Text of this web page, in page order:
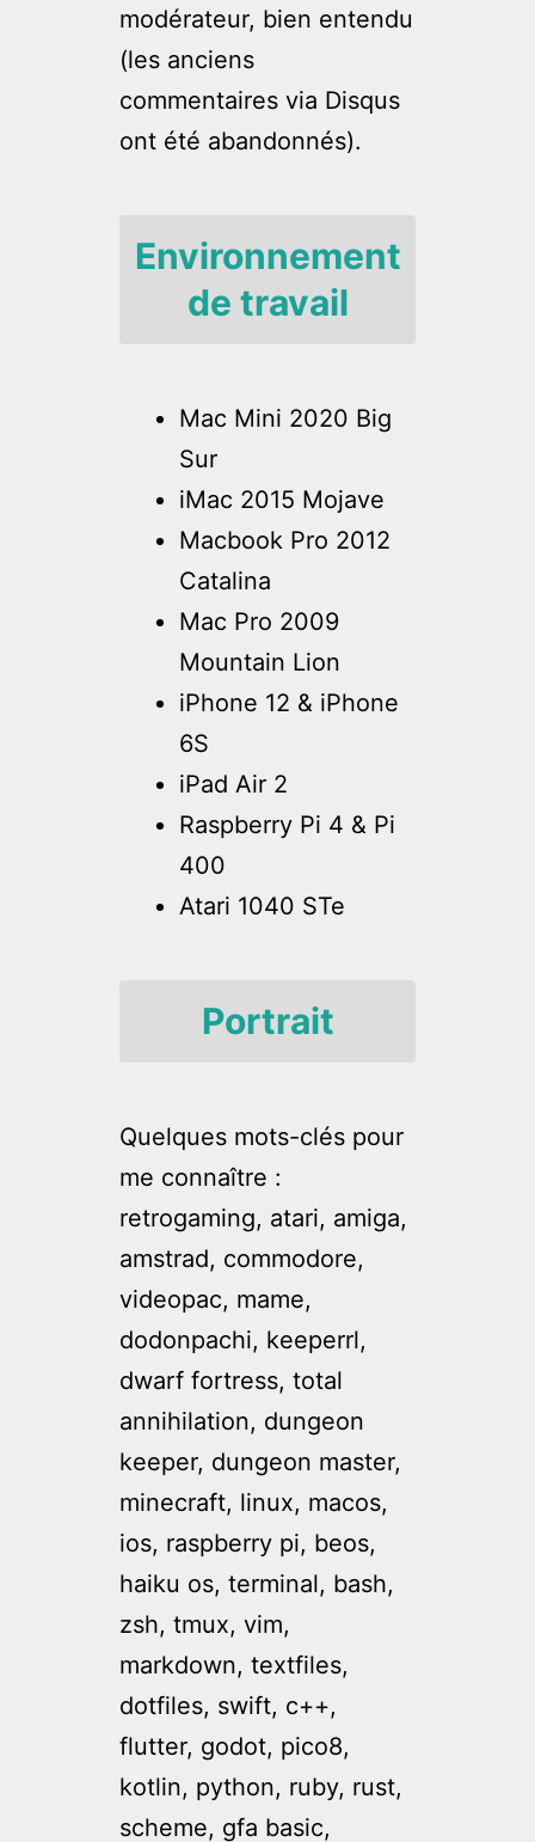
modérateur, bien entendu
(les anciens
commentaires via Disqus
ont été abandonnés).
Environnement
de travail
Mac Mini 2020 Big
Sur
iMac 2015 Mojave
Macbook Pro 2012
Catalina
Mac Pro 2009
Mountain Lion
iPhone 12 & iPhone
6S
iPad Air 2
Raspberry Pi 4 & Pi
400
Atari 1040 STe
Portrait
Quelques mots-clés pour
me connaître :
retrogaming, atari, amiga,
amstrad, commodore,
videopac, mame,
dodonpachi, keeperrl,
dwarf fortress, total
annihilation, dungeon
keeper, dungeon master,
minecraft, linux, macos,
ios, raspberry pi, beos,
haiku os, terminal, bash,
zsh, tmux, vim,
markdown, textfiles,
dotfiles, swift, c++,
flutter, godot, pico8,
kotlin, python, ruby, rust,
scheme, gfa basic,